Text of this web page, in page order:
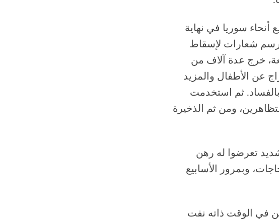
سوريا في نهاية
واتهموا برسم شعارات لإسقاط
صلاة الجمعة، خرج عدة آلاف من
عن الأطفال والمزيد
ثم استخدمت
ومن ثم الذخيرة
تعرضوا له رهن
وبمرور الأسابيع
في الوقت ذاته نفت